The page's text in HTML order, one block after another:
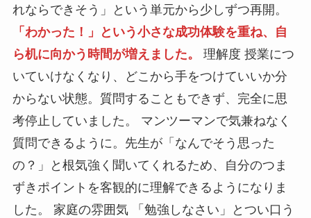
れならできそう」という単元から少しずつ再開。
「わかった！」という小さな成功体験を重ね、自
ら机に向かう時間が増えました。
理解度 授業につ
いていけなくなり、どこから手をつけていいか分
からない状態。質問することもできず、完全に思
考停止していました。 マンツーマンで気兼ねなく
質問できるように。先生が「なんでそう思った
の？」と根気強く聞いてくれるため、自分のつま
ずきポイントを客観的に理解できるようになりま
した。 家庭の雰囲気 「勉強しなさい」とつい口う